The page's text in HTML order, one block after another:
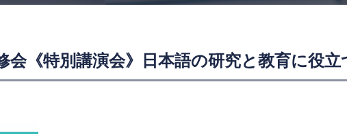
会《特別講演会》日本語の研究と教育に役